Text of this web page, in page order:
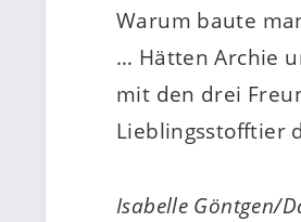
Warum baute
… Hätten Archie
mit den drei
Lieblingsstofftier
Isabelle Göntgen/